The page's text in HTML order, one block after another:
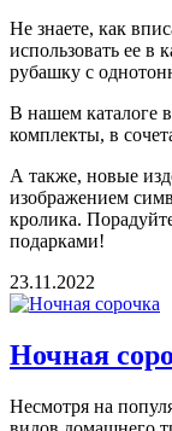
Не знаете, как
использовать ее в
рубашку с
В нашем каталоге
комплекты, в
А также, новые
изображением
кролика.
подарками!
23.11.2022
Ночная
Несмотря на